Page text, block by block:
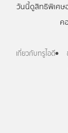
วันนี้ดูสิทธิพิเศษ
ค
เกี่ยวกับทรูไอดี